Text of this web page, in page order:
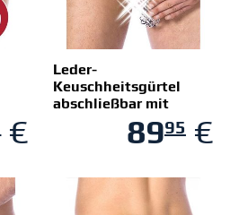
€
Leder-
Keuschheitsgürtel
abschließbar mit
Peniskäfig, schwarz
8995€